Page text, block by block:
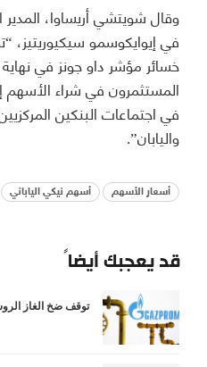
وقال شويتشي أريساوا،
في إيوايكوسمو
خسائر مؤشر داو جونز في
المستثمرون في شراء الأسهم
في اجتماعات البنكين
واليابان”.
أسعار الأسهم أسهم نيكي الياباني
قد يعجبك أيضاً
توقف ضخ الغاز